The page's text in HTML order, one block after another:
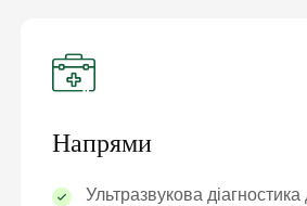
Напрями
Ультразвукова